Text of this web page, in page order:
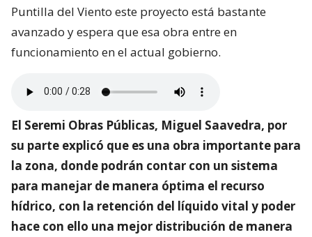
Puntilla del Viento este proyecto está bastante
avanzado y espera que esa obra entre en
funcionamiento en el actual gobierno.
El Seremi Obras Públicas, Miguel Saavedra, por
su parte explicó que es una obra importante para
la zona, donde podrán contar con un sistema
para manejar de manera óptima el recurso
hídrico, con la retención del líquido vital y poder
hace con ello una mejor distribución de manera